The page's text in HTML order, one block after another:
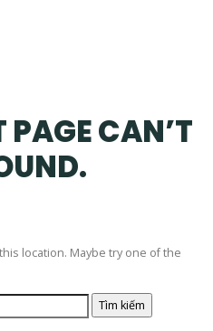
CAN’T
location. Maybe try one of the